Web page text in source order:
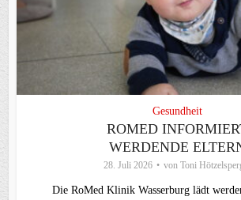
Gesundheit
ROMED
WERDENDE
28. Juli 2026 von Toni
Die RoMed Klinik Wasserburg lädt